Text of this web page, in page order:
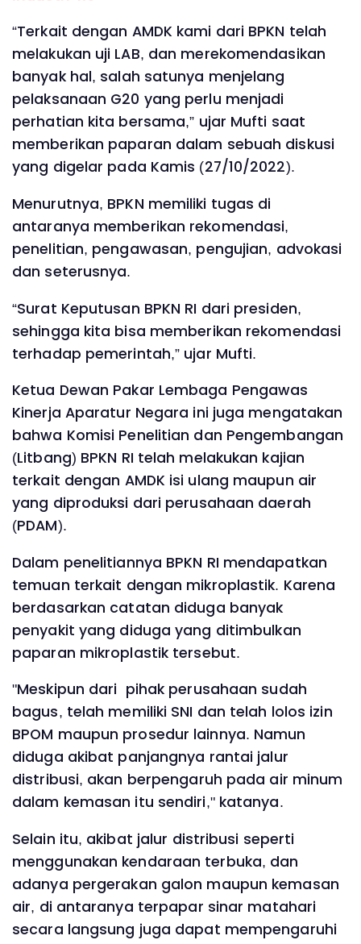
“Terkait dengan AMDK kami dari BPKN telah
melakukan uji LAB, dan merekomendasikan
banyak hal, salah satunya menjelang
pelaksanaan G20 yang perlu menjadi
perhatian kita bersama,” ujar Mufti saat
memberikan paparan dalam sebuah diskusi
yang digelar pada Kamis (27/10/2022).
Menurutnya, BPKN memiliki tugas di
antaranya memberikan rekomendasi,
penelitian, pengawasan, pengujian, advokasi
dan seterusnya.
“Surat Keputusan BPKN RI dari presiden,
sehingga kita bisa memberikan rekomendasi
terhadap pemerintah,” ujar Mufti.
Ketua Dewan Pakar Lembaga Pengawas
Kinerja Aparatur Negara ini juga mengatakan
bahwa Komisi Penelitian dan Pengembangan
(Litbang) BPKN RI telah melakukan kajian
terkait dengan AMDK isi ulang maupun air
yang diproduksi dari perusahaan daerah
(PDAM).
Dalam penelitiannya BPKN RI mendapatkan
temuan terkait dengan mikroplastik. Karena
berdasarkan catatan diduga banyak
penyakit yang diduga yang ditimbulkan
paparan mikroplastik tersebut.
"Meskipun dari pihak perusahaan sudah
bagus, telah memiliki SNI dan telah lolos izin
BPOM maupun prosedur lainnya. Namun
diduga akibat panjangnya rantai jalur
distribusi, akan berpengaruh pada air minum
dalam kemasan itu sendiri," katanya.
Selain itu, akibat jalur distribusi seperti
menggunakan kendaraan terbuka, dan
adanya pergerakan galon maupun kemasan
air, di antaranya terpapar sinar matahari
secara langsung juga dapat mempengaruhi